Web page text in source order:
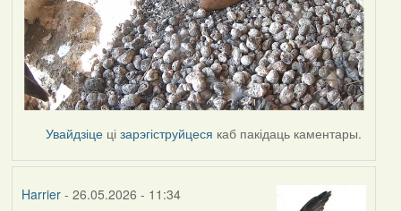
Увайдзіце цізарэгіструйцеся каб пакідаць каментары.
Harrier- 26.05.2026 - 11:34